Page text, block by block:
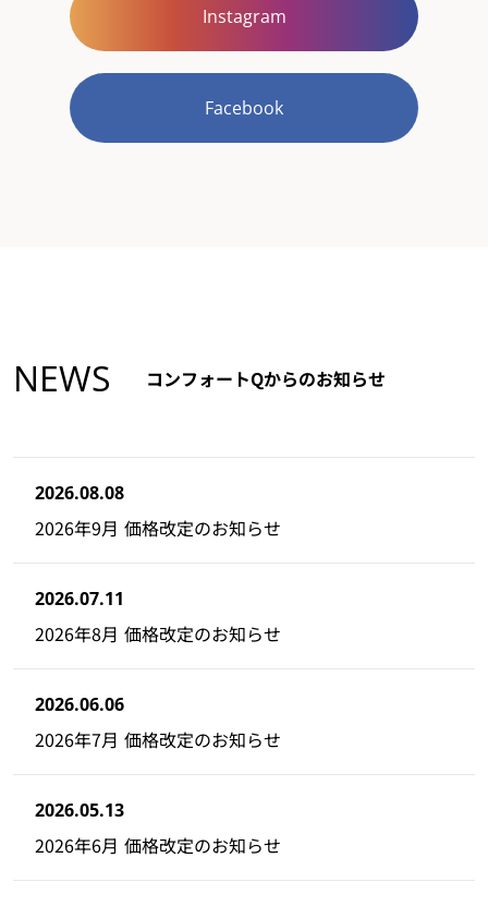
Instagram
Facebook
NEWS コンフォートQからのお知らせ
2026.08.08
2026年9月 価格改定のお知らせ
2026.07.11
2026年8月 価格改定のお知らせ
2026.06.06
2026年7月 価格改定のお知らせ
2026.05.13
2026年6月 価格改定のお知らせ